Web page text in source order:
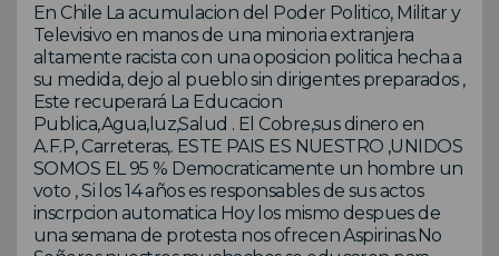
En Chile La acumulacion del Poder Politico, Militar y
Televisivo en manos de una minoria extranjera
altamente racista con una oposicion politica hecha a
su medida, dejo al pueblo sin dirigentes preparados ,
Este recuperará La Educacion
Publica,Agua,luz,Salud . El Cobre,sus dinero en
A.F.P, Carreteras,. ESTE PAIS ES NUESTRO ,UNIDOS
SOMOS EL 95 % Democraticamente un hombre un
voto , Si los 14 años es responsables de sus actos
inscrpcion automatica Hoy los mismo despues de
una semana de protesta nos ofrecen Aspirinas.No